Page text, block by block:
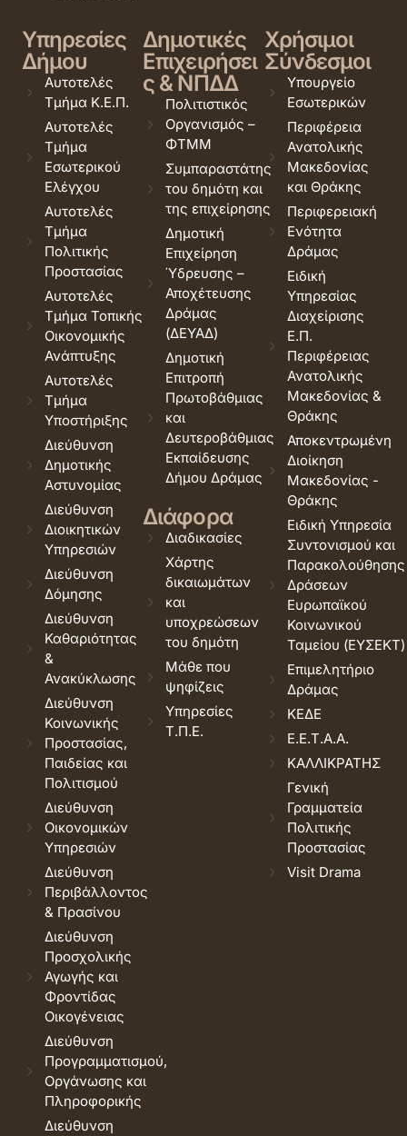
Υπηρεσίες
Δήμου
Αυτοτελές
Τμήμα Κ.Ε.Π.
Αυτοτελές
Τμήμα
Εσωτερικού
Ελέγχου
Αυτοτελές
Τμήμα
Πολιτικής
Προστασίας
Αυτοτελές
Τμήμα Τοπικής
Οικονομικής
Ανάπτυξης
Αυτοτελές
Τμήμα
Υποστήριξης
Διεύθυνση
Δημοτικής
Αστυνομίας
Διεύθυνση
Διοικητικών
Υπηρεσιών
Διεύθυνση
Δόμησης
Διεύθυνση
Καθαριότητας
&
Ανακύκλωσης
Διεύθυνση
Κοινωνικής
Προστασίας,
Παιδείας και
Πολιτισμού
Διεύθυνση
Οικονομικών
Υπηρεσιών
Διεύθυνση
Περιβάλλοντος
& Πρασίνου
Διεύθυνση
Προσχολικής
Αγωγής και
Φροντίδας
Οικογένειας
Διεύθυνση
Προγραμματισμού,
Οργάνωσης και
Πληροφορικής
Διεύθυνση
Δημοτικές
Επιχειρήσει
ς & ΝΠΔΔ
Πολιτιστικός
Οργανισμός –
ΦΤΜΜ
Συμπαραστάτης
του δημότη και
της επιχείρησης
Δημοτική
Επιχείρηση
Ύδρευσης –
Αποχέτευσης
Δράμας
(ΔΕΥΑΔ)
Δημοτική
Επιτροπή
Πρωτοβάθμιας
και
Δευτεροβάθμιας
Εκπαίδευσης
Δήμου Δράμας
Διάφορα
Διαδικασίες
Χάρτης
δικαιωμάτων
και
υποχρεώσεων
του δημότη
Μάθε που
ψηφίζεις
Υπηρεσίες
Τ.Π.Ε.
Χρήσιμοι
Σύνδεσμοι
Υπουργείο
Εσωτερικών
Περιφέρεια
Ανατολικής
Μακεδονίας
και Θράκης
Περιφερειακή
Ενότητα
Δράμας
Ειδική
Υπηρεσίας
Διαχείρισης
Ε.Π.
Περιφέρειας
Ανατολικής
Μακεδονίας &
Θράκης
Αποκεντρωμένη
Διοίκηση
Μακεδονίας -
Θράκης
Ειδική Υπηρεσία
Συντονισμού και
Παρακολούθησης
Δράσεων
Ευρωπαϊκού
Κοινωνικού
Ταμείου (ΕΥΣΕΚΤ)
Επιμελητήριο
Δράμας
ΚΕΔΕ
Ε.Ε.Τ.Α.Α.
ΚΑΛΛΙΚΡΑΤΗΣ
Γενική
Γραμματεία
Πολιτικής
Προστασίας
Visit Drama